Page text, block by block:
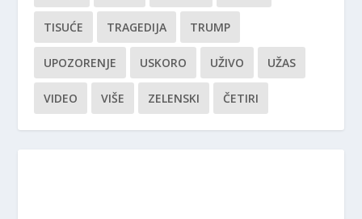
TISUĆE TRAGEDIJA TRUMP
UPOZORENJE USKORO UŽIVO UŽAS
VIDEO VIŠE ZELENSKI ČETIRI